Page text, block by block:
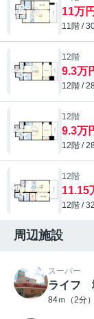
11万円
11階 /
12階
9.3万
12階 /
12階
9.3万
12階 /
12階
11.15
12階 /
周辺施設
スーパー
ライフ
84ｍ（2分）